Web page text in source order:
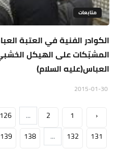
متابعات
الكوادر الفنية في العتبة
المشبّكات على الهيكل
العباس(عليه السلام)
‹
1
2
...
126
131
132
...
138
139